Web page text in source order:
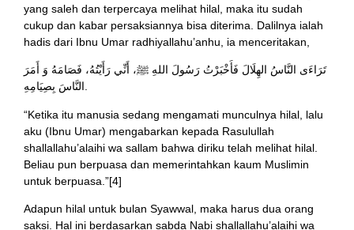
yang saleh dan terpercaya melihat hilal, maka itu sudah
cukup dan kabar persaksiannya bisa diterima. Dalilnya ialah
hadis dari Ibnu Umar radhiyallahu’anhu, ia menceritakan,
تَرَاءَى النَّاسُ الهِلَالَ فَأَخْبَرْتُ رَسُولَ اللهِ ﷺ، أَنِّي رَأَيْتُهُ، فَصَامَهُ وَ أَمَرَ
النَّاسَ بِصِيَامِهِ.
“Ketika itu manusia sedang mengamati munculnya hilal, lalu
aku (Ibnu Umar) mengabarkan kepada Rasulullah
shallallahu’alaihi wa sallam bahwa diriku telah melihat hilal.
Beliau pun berpuasa dan memerintahkan kaum Muslimin
untuk berpuasa.”[4]
Adapun hilal untuk bulan Syawwal, maka harus dua orang
saksi. Hal ini berdasarkan sabda Nabi shallallahu’alaihi wa